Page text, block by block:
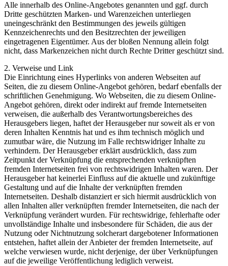
Alle innerhalb des Online-Angebotes genannten und ggf. durch
Dritte geschützten Marken- und Warenzeichen unterliegen
uneingeschränkt den Bestimmungen des jeweils gültigen
Kennzeichenrechts und den Besitzrechten der jeweiligen
eingetragenen Eigentümer. Aus der bloßen Nennung allein folgt
nicht, dass Markenzeichen nicht durch Rechte Dritter geschützt sind.
2. Verweise und Link
Die Einrichtung eines Hyperlinks von anderen Webseiten auf
Seiten, die zu diesem Online-Angebot gehören, bedarf ebenfalls der
schriftlichen Genehmigung. Wo Webseiten, die zu diesem Online-
Angebot gehören, direkt oder indirekt auf fremde Internetseiten
verweisen, die außerhalb des Verantwortungsbereiches des
Herausgebers liegen, haftet der Herausgeber nur soweit als er von
deren Inhalten Kenntnis hat und es ihm technisch möglich und
zumutbar wäre, die Nutzung im Falle rechtswidriger Inhalte zu
verhindern. Der Herausgeber erklärt ausdrücklich, dass zum
Zeitpunkt der Verknüpfung die entsprechenden verknüpften
fremden Internetseiten frei von rechtswidrigen Inhalten waren. Der
Herausgeber hat keinerlei Einfluss auf die aktuelle und zukünftige
Gestaltung und auf die Inhalte der verknüpften fremden
Internetseiten. Deshalb distanziert er sich hiermit ausdrücklich von
allen Inhalten aller verknüpften fremder Internetseiten, die nach der
Verknüpfung verändert wurden. Für rechtswidrige, fehlerhafte oder
unvollständige Inhalte und insbesondere für Schäden, die aus der
Nutzung oder Nichtnutzung solcherart dargebotener Informationen
entstehen, haftet allein der Anbieter der fremden Internetseite, auf
welche verwiesen wurde, nicht derjenige, der über Verknüpfungen
auf die jeweilige Veröffentlichung lediglich verweist.